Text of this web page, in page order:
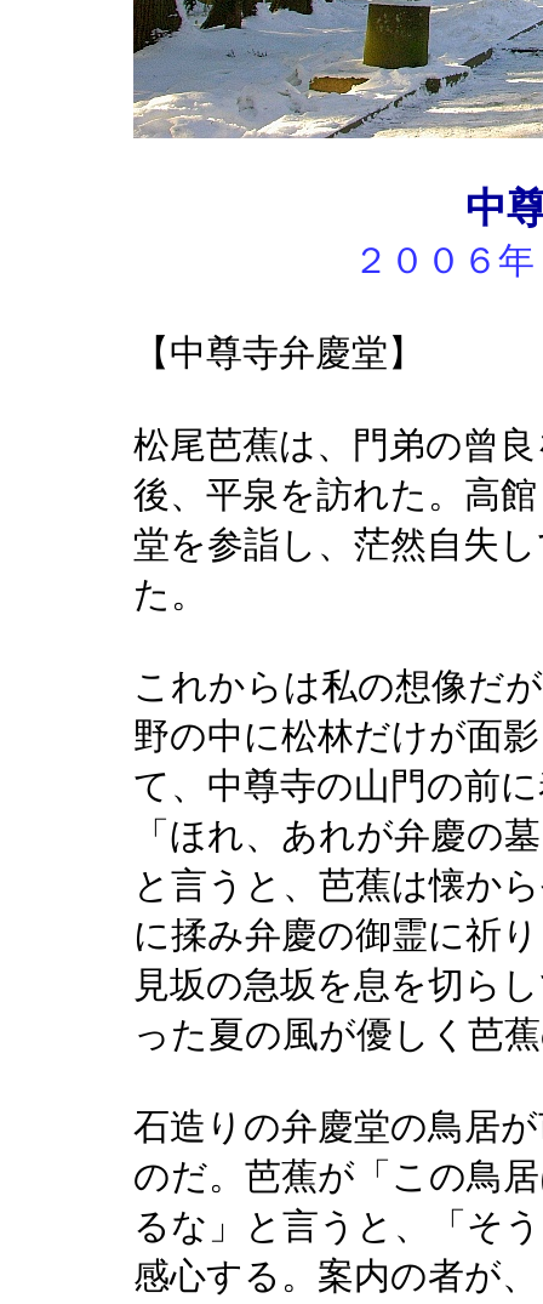
中
２００６
【中尊寺弁慶堂】
松尾芭蕉は、門弟の曾
後、平泉を訪れた。高
堂を参詣し、茫然自失
た。
これからは私の想像だ
野の中に松林だけが面
て、中尊寺の山門の前
「ほれ、あれが弁慶の
と言うと、芭蕉は懐か
に揉み弁慶の御霊に祈
見坂の急坂を息を切ら
った夏の風が優しく芭
石造りの弁慶堂の鳥居
のだ。芭蕉が「この鳥
るな」と言うと、「そ
感心する。案内の者が